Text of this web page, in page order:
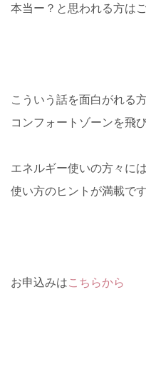
本当ー？と思われる方は
こういう話を面白がれる
コンフォートゾーンを飛
エネルギー使いの方々には
使い方のヒントが満載です
お申込みはこちらから